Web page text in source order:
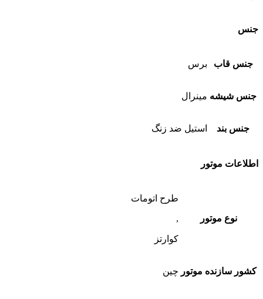
جنس
جنس قاب برس
جنس شیشه مینرال
جنس بند استیل ضد زنگ
اطلاعات موتور
نوع موتور
طرح اتومات
,
کوارتز
کشور سازنده موتور چین